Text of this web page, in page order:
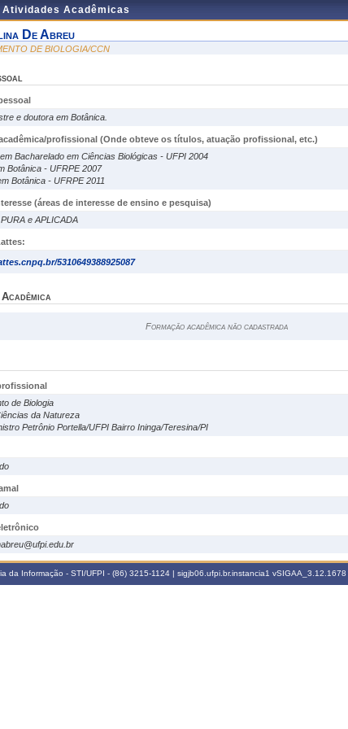
Acadêmicas
De Abreu
DE BIOLOGIA/CCN
e doutora em Botânica.
profissional (Onde obteve os títulos, atuação profissional, etc.)
Bacharelado em Ciências Biológicas - UFPI 2004
Botânica - UFRPE 2007
Botânica - UFRPE 2011
(áreas de interesse de ensino e pesquisa)
e APLICADA
5310649388925087
Formação acadêmica não cadastrada
de Biologia
da Natureza
Petrônio Portella/UFPI Bairro Ininga/Teresina/PI
da Informação - STI/UFPI - (86) 3215-1124 | sigjb06.ufpi.br.instancia1 vSIGAA_3.12.1678